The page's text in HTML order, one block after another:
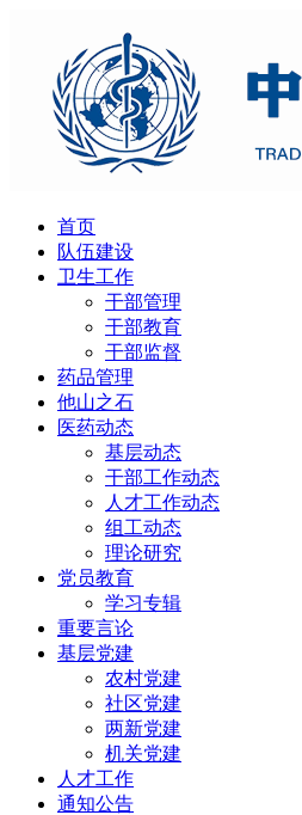
首页
队伍建设
卫生工作
干部管理
干部教育
干部监督
药品管理
他山之石
医药动态
基层动态
干部工作动态
人才工作动态
组工动态
理论研究
党员教育
学习专辑
重要言论
基层党建
农村党建
社区党建
两新党建
机关党建
人才工作
通知公告